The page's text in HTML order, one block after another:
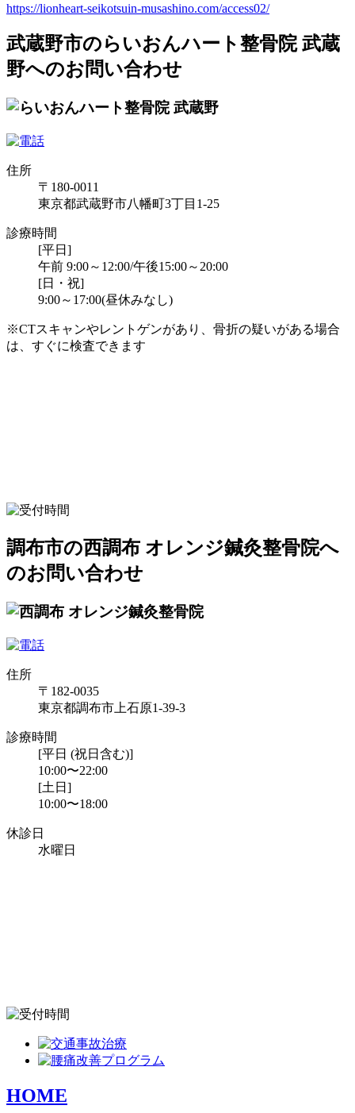
https://lionheart-seikotsuin-musashino.com/access02/
武蔵野市のらいおんハート整骨院 武蔵
野へのお問い合わせ
住所
〒180-0011
東京都武蔵野市八幡町3丁目1-25
診療時間
[平日]
午前 9:00～12:00/午後15:00～20:00
[日・祝]
9:00～17:00(昼休みなし)
※CTスキャンやレントゲンがあり、骨折の疑いがある場合
は、すぐに検査できます
調布市の西調布 オレンジ鍼灸整骨院へ
のお問い合わせ
住所
〒182-0035
東京都調布市上石原1-39-3
診療時間
[平日 (祝日含む)]
10:00〜22:00
[土日]
10:00〜18:00
休診日
水曜日
HOME